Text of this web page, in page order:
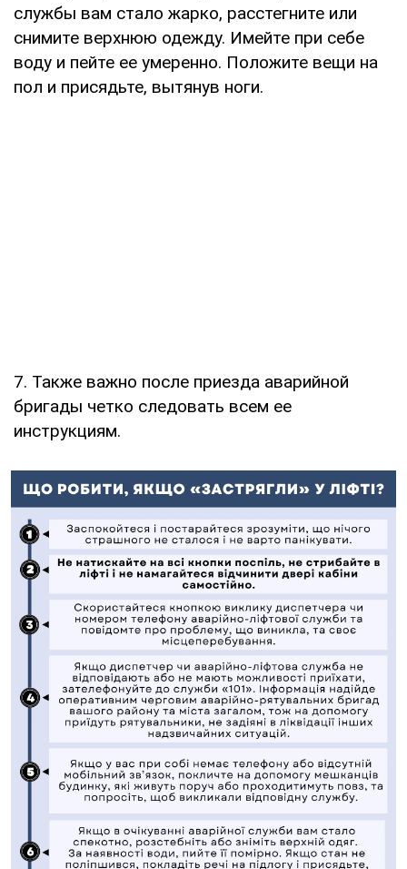
службы вам стало жарко, расстегните или
снимите верхнюю одежду. Имейте при себе
воду и пейте ее умеренно. Положите вещи на
пол и присядьте, вытянув ноги.
7. Также важно после приезда аварийной
бригады четко следовать всем ее
инструкциям.